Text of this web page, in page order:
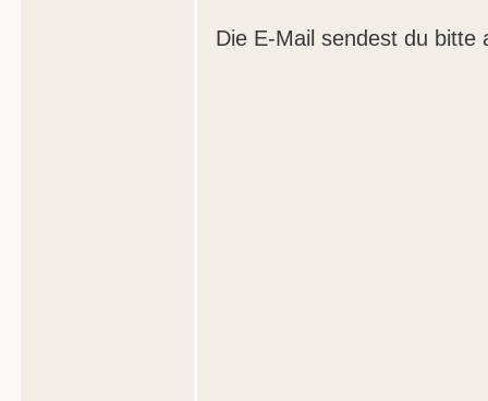
Die E-Mail sendest du bitte